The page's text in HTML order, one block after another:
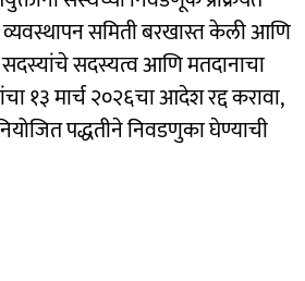
व्यवस्थापन समिती बरखास्त केली आणि
सदस्यांचे सदस्यत्व आणि मतदानाचा
१३ मार्च २०२६चा आदेश रद्द करावा,
पद्धतीने निवडणुका घेण्याची